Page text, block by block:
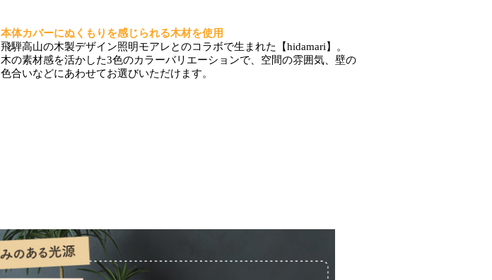
本体カバーにぬくもりを感じられる木材を使用
飛騨高山の木製デザイン照明モアレとのコラボで生まれた【hidamari】。
木の素材感を活かした3色のカラーバリエーションで、空間の雰囲気、壁の
色合いなどにあわせてお選びいただけます。